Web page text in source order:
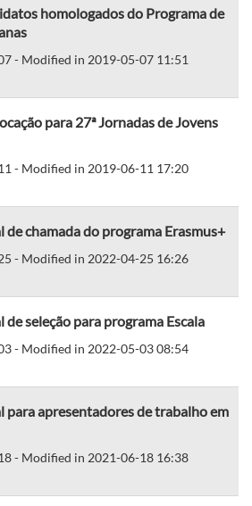
homologados do Programa de
- Modified in 2019-05-07 11:51
para 27ª Jornadas de Jovens
- Modified in 2019-06-11 17:20
chamada do programa Erasmus+
- Modified in 2022-04-25 16:26
seleção para programa Escala
- Modified in 2022-05-03 08:54
para apresentadores de trabalho em
- Modified in 2021-06-18 16:38